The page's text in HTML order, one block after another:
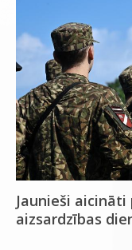
Jaunieši
aizsardzības